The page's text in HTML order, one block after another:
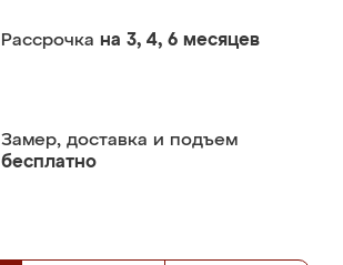
Рассрочка на 3, 4, 6 месяцев
Замер, доставка и подъем
бесплатно